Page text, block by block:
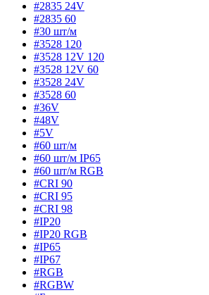
#2835 24V
#2835 60
#30 шт/м
#3528 120
#3528 12V 120
#3528 12V 60
#3528 24V
#3528 60
#36V
#48V
#5V
#60 шт/м
#60 шт/м IP65
#60 шт/м RGB
#CRI 90
#CRI 95
#CRI 98
#IP20
#IP20 RGB
#IP65
#IP67
#RGB
#RGBW